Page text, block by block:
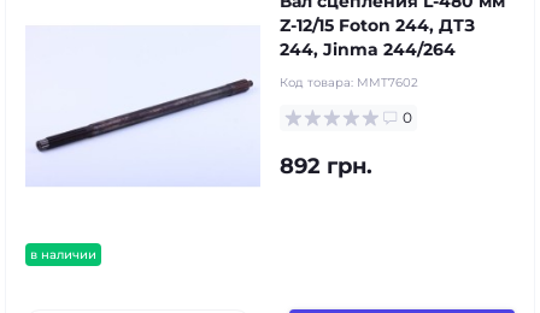
в наличии
Z-12/15 Foton 244, ДТЗ
244, Jinma 244/264
Код товара: MMT7602
0
892 грн.